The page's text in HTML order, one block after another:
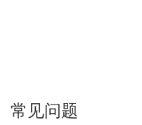
常见问题